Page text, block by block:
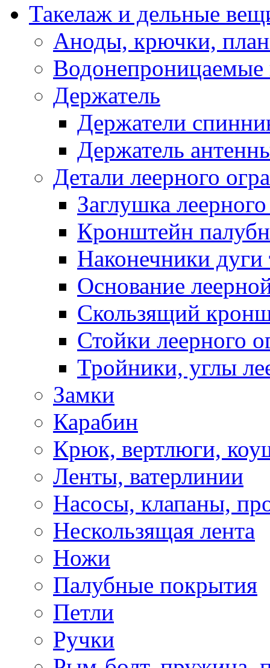
Такелаж и дельные
Аноды, крючки,
Водонепроницаемые
Держатель
Держатели
Держатель
Детали леерного
Заглушка
Кронштейн
Наконечники дуги
Основание
Скользящий
Стойки леерного
Тройники, углы
Замки
Карабин
Крюк, вертлюги,
Ленты, ватерлинии
Насосы, клапаны,
Нескользящая лента
Ножи
Палубные покрытия
Петли
Ручки